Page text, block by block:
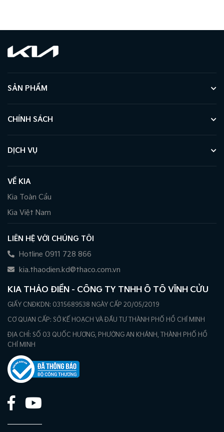
SẢN PHẨM
CHÍNH SÁCH
DỊCH VỤ
VỀ KIA
Kia Toàn Cầu
Kia Việt Nam
LIÊN HỆ VỚI CHÚNG TÔI
Hotline 0911 728 866
kia.thaodien.kd@thaco.com.vn
KIA THẢO ĐIỀN - CÔNG TY TNHH Ô TÔ VĨNH CỬU
GIẤY CNĐKDN: 0315689538 NGÀY CẤP 20/05/2019
CƠ QUAN CẤP: SỞ KẾ HOẠCH VÀ ĐẦU TƯ THÀNH PHỐ HỒ CHÍ MINH
ĐỊA CHỈ: SỐ 03 QUỐC HƯƠNG, PHƯỜNG AN KHÁNH, THÀNH PHỐ HỒ
CHÍ MINH